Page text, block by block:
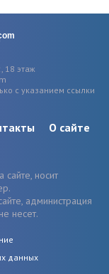
18 этаж
с указанием ссылки
О сайте
носит
администрация
несет.
данных